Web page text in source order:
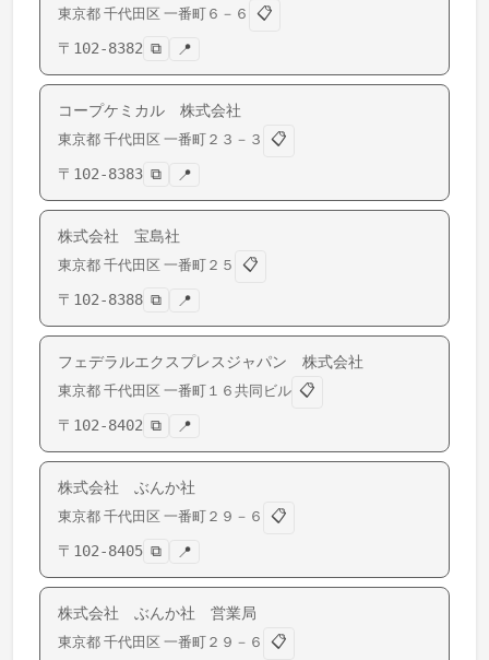
東京都 千代田区 一番町 ６－６
📋
〒 102-8382 ⧉ 📍
コープケミカル 株式会社
東京都 千代田区 一番町 ２３－３
📋
〒 102-8383 ⧉ 📍
株式会社 宝島社
東京都 千代田区 一番町 ２５
📋
〒 102-8388 ⧉ 📍
フェデラルエクスプレスジャパン 株式会社
東京都 千代田区 一番町 １６共同ビル 📋
〒 102-8402 ⧉ 📍
株式会社 ぶんか社
東京都 千代田区 一番町 ２９－６
📋
〒 102-8405 ⧉ 📍
株式会社 ぶんか社 営業局
東京都 千代田区 一番町 ２９－６
📋